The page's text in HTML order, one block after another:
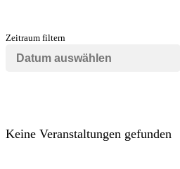
Zeitraum filtern
Keine Veranstaltungen gefunden